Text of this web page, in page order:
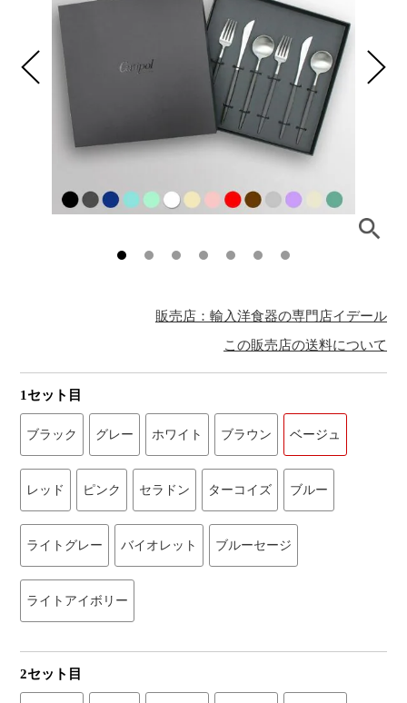
販売店：輸入洋食器の専門店イデール
この販売店の送料について
1セット目
ブラック グレー ホワイト ブラウン ベージュ
レッド ピンク セラドン ターコイズ ブルー
ライトグレー バイオレット ブルーセージ
ライトアイボリー
2セット目